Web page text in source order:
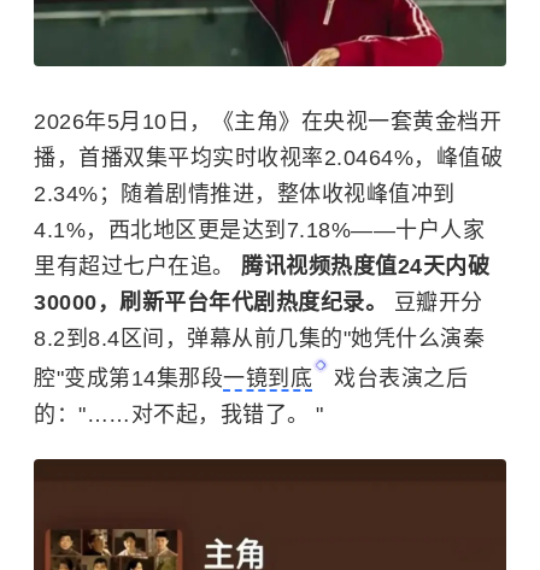
2026年5月10日，《主角》在央视一套黄金档开
播，首播双集平均实时收视率2.0464%，峰值破
2.34%；随着剧情推进，整体收视峰值冲到
4.1%，西北地区更是达到7.18%——十户人家
里有超过七户在追。 腾讯视频热度值24天内破
30000，刷新平台年代剧热度纪录。 豆瓣开分
8.2到8.4区间，弹幕从前几集的"她凭什么演秦
腔"变成第14集那段一镜到底
戏台表演之后
的："……对不起，我错了。 "